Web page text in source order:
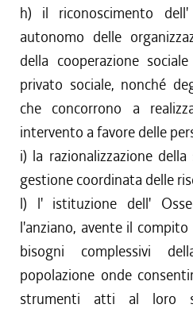
h) il riconoscimento
autonomo delle
della cooperazione
privato sociale, nonché
che concorrono a
intervento a favore delle
i) la razionalizzazione
gestione coordinata delle
l) l' istituzione dell'
l'anziano, avente il
bisogni complessivi
popolazione onde
strumenti atti al loro